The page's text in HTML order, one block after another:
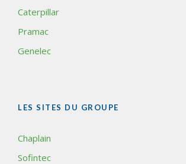
Caterpillar
Pramac
Genelec
LES SITES DU GROUPE
Chaplain
Sofintec